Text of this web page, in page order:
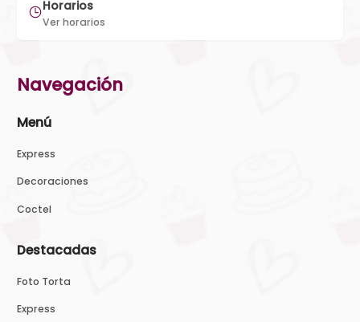
Horarios
Ver horarios
Navegación
Menú
Express
Decoraciones
Coctel
Destacadas
Foto Torta
Express